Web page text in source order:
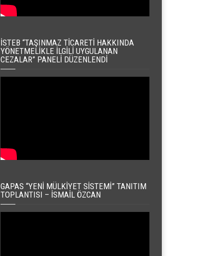
İSTEB “TAŞINMAZ TICARETI HAKKINDA
YÖNETMELIKLE İLGILI UYGULANAN
CEZALAR” PANELI DÜZENLENDI
GAPAS “YENI MÜLKIYET SISTEMI” TANITIM
TOPLANTISI – İSMAIL ÖZCAN